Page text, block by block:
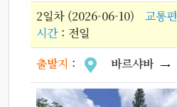
2일차 (2026-06-10) 교통편
시간: 전일
출발지 : 바르샤바